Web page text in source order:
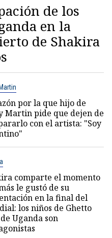
de los
en la
de Shakira
por la que hijo de
Martin pide que dejen de
con el artista: "Soy
comparte el momento
le gustó de su
en la final del
los niños de Ghetto
Uganda son